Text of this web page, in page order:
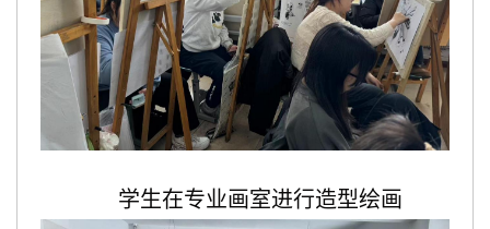
学生在专业画室进行造型绘画